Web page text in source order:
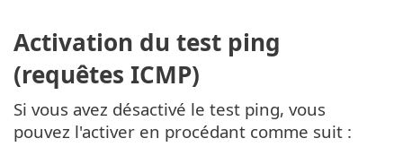
Activation du test ping
(requêtes ICMP)
Si vous avez désactivé le test ping, vous
pouvez l'activer en procédant comme suit :